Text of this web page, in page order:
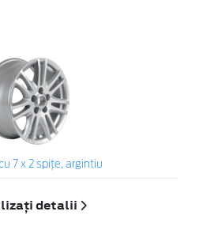
7 x 2 spiţe, argintiu
detalii